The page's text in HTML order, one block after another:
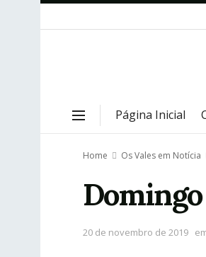
Página Inicial
Home Os Vales em Notícia
20 de novembro de 2019